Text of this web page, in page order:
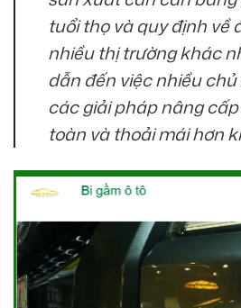
tuổi thọ và quy định về
nhiều thị trường khác
dẫn đến việc nhiều
các giải pháp nâng
toàn và thoải mái hơn